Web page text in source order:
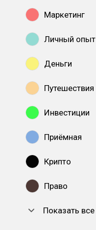
Маркетинг
Личный опыт
Деньги
Путешествия
Инвестиции
Приёмная
Крипто
Право
Показать все